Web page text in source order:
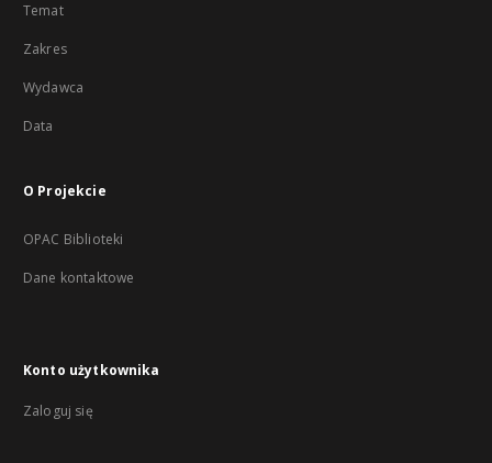
Temat
Zakres
Wydawca
Data
O Projekcie
OPAC Biblioteki
Dane kontaktowe
Konto użytkownika
Zaloguj się